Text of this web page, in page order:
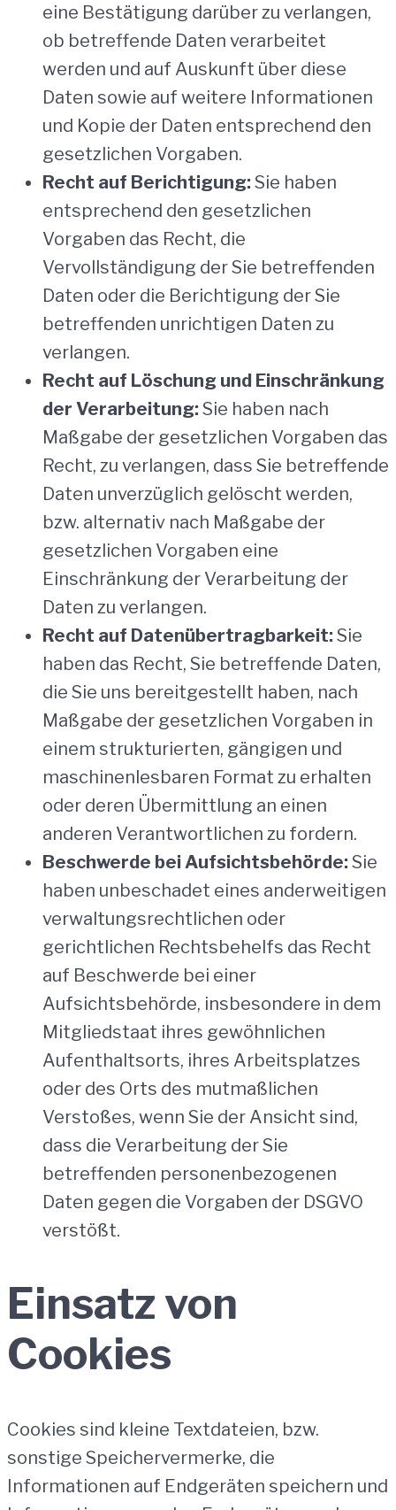
eine Bestätigung darüber zu verlangen,
ob betreffende Daten verarbeitet
werden und auf Auskunft über diese
Daten sowie auf weitere Informationen
und Kopie der Daten entsprechend den
gesetzlichen Vorgaben.
Recht auf Berichtigung:Sie haben
entsprechend den gesetzlichen
Vorgaben das Recht, die
Vervollständigung der Sie betreffenden
Daten oder die Berichtigung der Sie
betreffenden unrichtigen Daten zu
verlangen.
Recht auf Löschung und Einschränkung
der Verarbeitung:Sie haben nach
Maßgabe der gesetzlichen Vorgaben das
Recht, zu verlangen, dass Sie betreffende
Daten unverzüglich gelöscht werden,
bzw. alternativ nach Maßgabe der
gesetzlichen Vorgaben eine
Einschränkung der Verarbeitung der
Daten zu verlangen.
Recht auf Datenübertragbarkeit:Sie
haben das Recht, Sie betreffende Daten,
die Sie uns bereitgestellt haben, nach
Maßgabe der gesetzlichen Vorgaben in
einem strukturierten, gängigen und
maschinenlesbaren Format zu erhalten
oder deren Übermittlung an einen
anderen Verantwortlichen zu fordern.
Beschwerde bei Aufsichtsbehörde:Sie
haben unbeschadet eines anderweitigen
verwaltungsrechtlichen oder
gerichtlichen Rechtsbehelfs das Recht
auf Beschwerde bei einer
Aufsichtsbehörde, insbesondere in dem
Mitgliedstaat ihres gewöhnlichen
Aufenthaltsorts, ihres Arbeitsplatzes
oder des Orts des mutmaßlichen
Verstoßes, wenn Sie der Ansicht sind,
dass die Verarbeitung der Sie
betreffenden personenbezogenen
Daten gegen die Vorgaben der DSGVO
verstößt.
Einsatz von
Cookies
Cookies sind kleine Textdateien, bzw.
sonstige Speichervermerke, die
Informationen auf Endgeräten speichern und